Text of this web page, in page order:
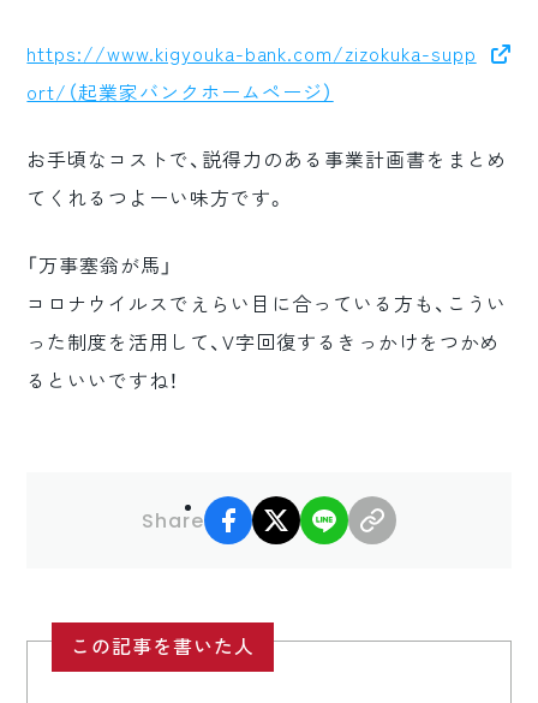
https://www.kigyouka-bank.com/zizokuka-supp
ort/（起業家バンクホームページ）
お手頃なコストで、説得力のある事業計画書をまとめ
てくれるつよーい味方です。
「万事塞翁が馬」
コロナウイルスでえらい目に合っている方も、こうい
った制度を活用して、V字回復するきっかけをつかめ
るといいですね！
Share
facebook
X LINE
この記事を書いた人